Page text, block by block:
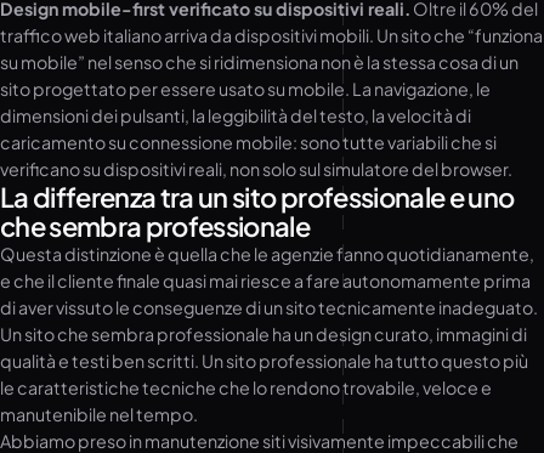
Design mobile-first verificato su dispositivi reali. Oltre il 60% del
traffico web italiano arriva da dispositivi mobili. Un sito che “funziona
su mobile” nel senso che si ridimensiona non è la stessa cosa di un
sito progettato per essere usato su mobile. La navigazione, le
dimensioni dei pulsanti, la leggibilità del testo, la velocità di
caricamento su connessione mobile: sono tutte variabili che si
verificano su dispositivi reali, non solo sul simulatore del browser.
La differenza tra un sito professionale e uno
che sembra professionale
Questa distinzione è quella che le agenzie fanno quotidianamente,
e che il cliente finale quasi mai riesce a fare autonomamente prima
di aver vissuto le conseguenze di un sito tecnicamente inadeguato.
Un sito che sembra professionale ha un design curato, immagini di
qualità e testi ben scritti. Un sito professionale ha tutto questo più
le caratteristiche tecniche che lo rendono trovabile, veloce e
manutenibile nel tempo.
Abbiamo preso in manutenzione siti visivamente impeccabili che